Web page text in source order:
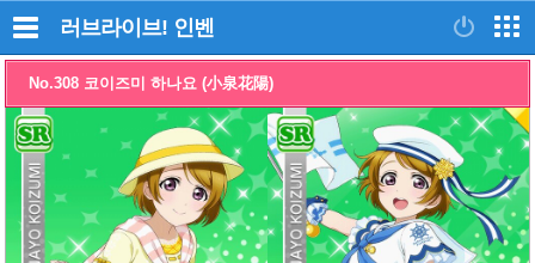
러브라이브! 인벤
No.308 코이즈미 하나요 (小泉花陽)